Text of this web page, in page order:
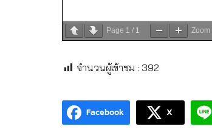
Page 1 / 1 Zoom
จำนวนผู้เข้าชม : 392
Facebook X